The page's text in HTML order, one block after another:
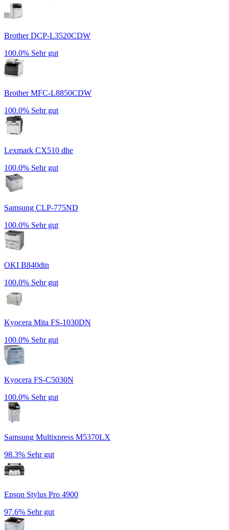
Brother DCP-L3520CDW
100.0% Sehr gut
Brother MFC-L8850CDW
100.0% Sehr gut
Lexmark CX510 dhe
100.0% Sehr gut
Samsung CLP-775ND
100.0% Sehr gut
OKI B840dtn
100.0% Sehr gut
Kyocera Mita FS-1030DN
100.0% Sehr gut
Kyocera FS-C5030N
100.0% Sehr gut
Samsung Multixpress M5370LX
98.3% Sehr gut
Epson Stylus Pro 4900
97.6% Sehr gut